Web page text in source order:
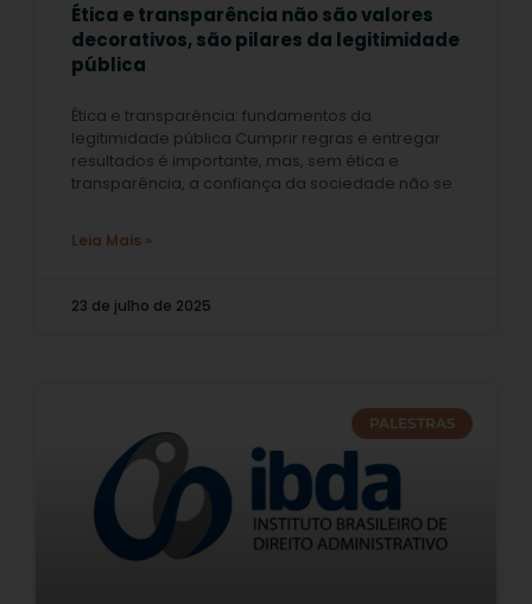
Ética e transparência não são valores
decorativos, são pilares da legitimidade
pública
Ética e transparência: fundamentos da
legitimidade pública Cumprir regras e entregar
resultados é importante, mas, sem ética e
transparência, a confiança da sociedade não se
Leia Mais »
23 de julho de 2025
PALESTRAS